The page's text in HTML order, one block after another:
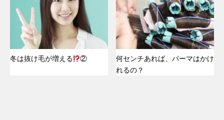
冬は抜け毛が増える ②
何センチあれば、パーマはかけ
れるの？